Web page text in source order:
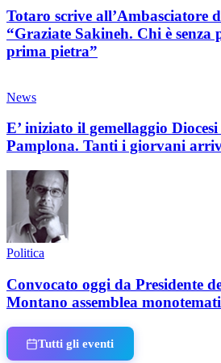
Totaro scrive all’Ambasciatore
“Graziate Sakineh. Chi è senza
prima pietra”
News
E’ iniziato il gemellaggio
Pamplona. Tanti i giorvani
Politica
Convocato oggi da Presidente
Montano assemblea
Tutti gli eventi